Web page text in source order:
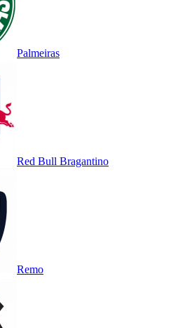
Palmeiras
Red Bull Bragantino
Remo